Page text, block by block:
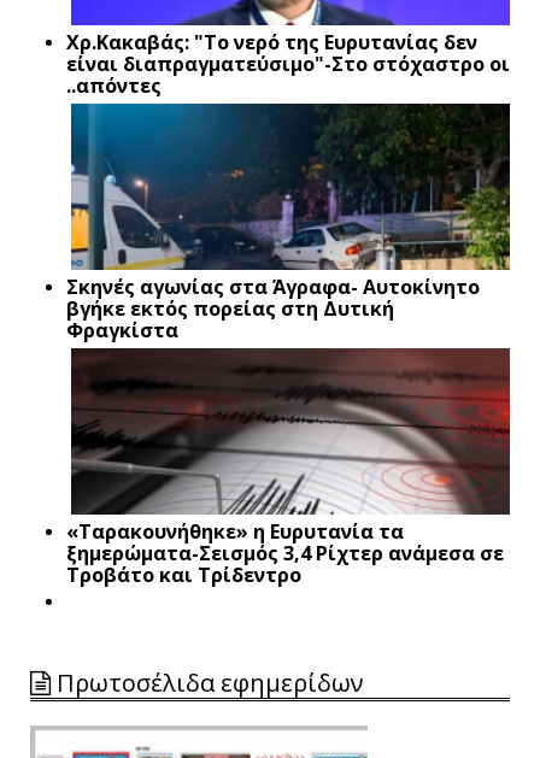
Xρ.Κακαβάς: "Το νερό της Ευρυτανίας δεν
είναι διαπραγματεύσιμο"-Στο στόχαστρο οι
..απόντες
Σκηνές αγωνίας στα Άγραφα- Αυτοκίνητο
βγήκε εκτός πορείας στη Δυτική
Φραγκίστα
«Ταρακουνήθηκε» η Ευρυτανία τα
ξημερώματα-Σεισμός 3,4 Ρίχτερ ανάμεσα σε
Τροβάτο και Τρίδεντρο
Πρωτοσέλιδα εφημερίδων